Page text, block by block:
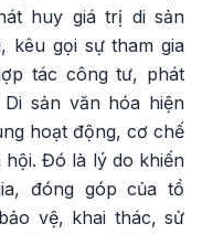
huy giá trị di sản
kêu gọi sự tham gia
tác công tư, phát
sản văn hóa hiện
hoạt động, cơ chế
Đó là lý do khiến
đóng góp của tổ
vệ, khai thác, sử